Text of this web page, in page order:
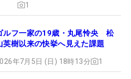
1
ルフ一家の19歳・丸尾怜央 松
英樹以来の快挙へ見えた課題
年7月5日 (日) 18時13分 1